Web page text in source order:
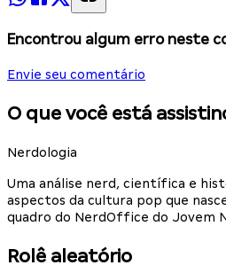
Encontrou algum erro neste
Envie seu comentário
O que você está
Nerdologia
Uma análise nerd, científica e
aspectos da cultura pop que
quadro do NerdOffice do Jovem
Rolê aleatório